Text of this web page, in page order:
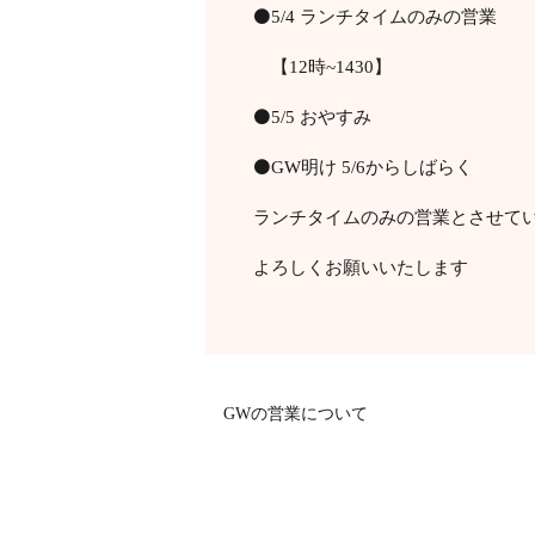
⚫️5/4 ランチタイムのみの営業
【12時~1430】
⚫️5/5 おやすみ
⚫️GW明け 5/6からしばらく
ランチタイムのみの営業とさせて
よろしくお願いいたします
GWの営業について